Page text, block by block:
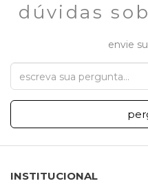
dúvidas
envie
INSTITUCIONAL